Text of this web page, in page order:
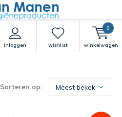
inloggen wishlist winkelwagen
0
Sorteren op: